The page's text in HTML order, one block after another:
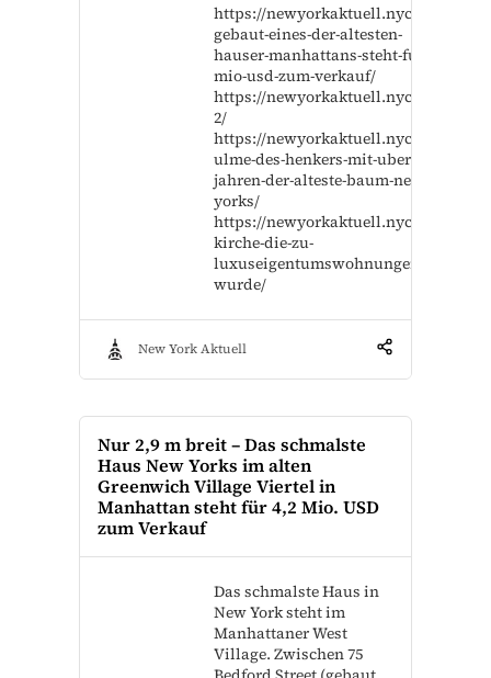
https://newyorkaktuell.nyc/1800-
gebaut-eines-der-altesten-
hauser-manhattans-steht-fur-12-
mio-usd-zum-verkauf/
https://newyorkaktuell.nyc/4576-
2/
https://newyorkaktuell.nyc/die-
ulme-des-henkers-mit-uber-300-
jahren-der-alteste-baum-new-
yorks/
https://newyorkaktuell.nyc/alte-
kirche-die-zu-
luxuseigentumswohnungen-
wurde/
New York Aktuell
Nur 2,9 m breit – Das schmalste
Haus New Yorks im alten
Greenwich Village Viertel in
Manhattan steht für 4,2 Mio. USD
zum Verkauf
Das schmalste Haus in
New York steht im
Manhattaner West
Village. Zwischen 75